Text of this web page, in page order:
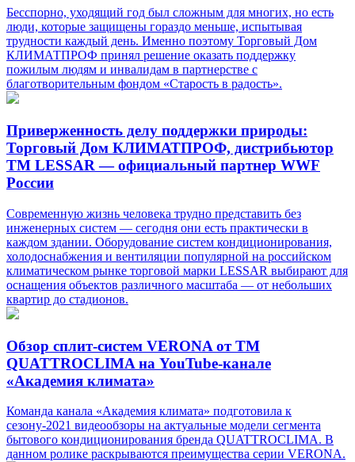
Бесспорно, уходящий год был сложным для многих, но есть
люди, которые защищены гораздо меньше, испытывая
трудности каждый день. Именно поэтому Торговый Дом
КЛИМАТПРОФ принял решение оказать поддержку
пожилым людям и инвалидам в партнерстве с
благотворительным фондом «Старость в радость».
Приверженность делу поддержки природы:
Торговый Дом КЛИМАТПРОФ, дистрибьютор
ТМ LESSAR — официальный партнер WWF
России
Современную жизнь человека трудно представить без
инженерных систем — сегодня они есть практически в
каждом здании. Оборудование систем кондиционирования,
холодоснабжения и вентиляции популярной на российском
климатическом рынке торговой марки LESSAR выбирают для
оснащения объектов различного масштаба — от небольших
квартир до стадионов.
Обзор сплит-систем VERONA от TM
QUATTROCLIMA на YouTube-канале
«Академия климата»
Команда канала «Академия климата» подготовила к
сезону-2021 видеообзоры на актуальные модели сегмента
бытового кондиционирования бренда QUATTROCLIMA. В
данном ролике раскрываются преимущества серии VERONA.